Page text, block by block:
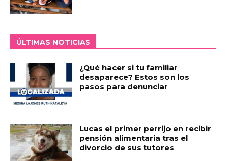
ÚLTIMAS NOTICIAS
¿Qué hacer si tu familiar
desaparece? Estos son los
pasos para denunciar
Lucas el primer perrijo en recibir
pensión alimentaria tras el
divorcio de sus tutores